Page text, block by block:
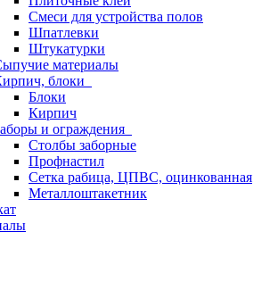
Смеси для устройства полов
Шпатлевки
Штукатурки
материалы
блоки
Блоки
Кирпич
и ограждения
Столбы заборные
Профнастил
Сетка рабица, ЦПВС, оцинкованная
Металлоштакетник